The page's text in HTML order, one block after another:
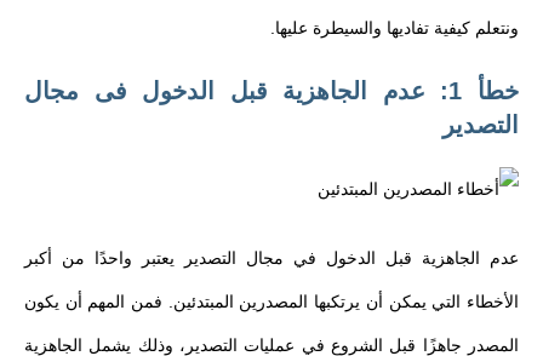
ونتعلم كيفية تفاديها والسيطرة عليها.
خطأ 1: عدم الجاهزية قبل الدخول فى مجال
التصدير
عدم الجاهزية قبل الدخول في مجال التصدير يعتبر واحدًا من أكبر
الأخطاء التي يمكن أن يرتكبها المصدرين المبتدئين. فمن المهم أن يكون
المصدر جاهزًا قبل الشروع في عمليات التصدير، وذلك يشمل الجاهزية